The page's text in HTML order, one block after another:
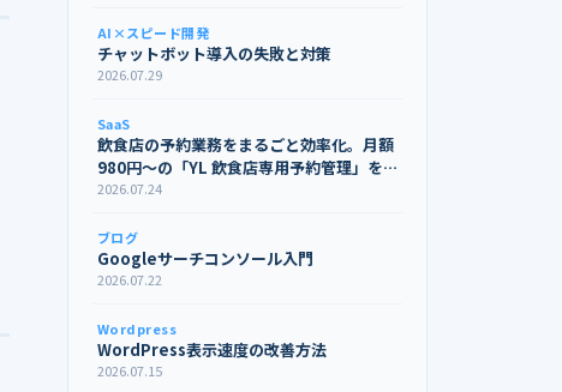
AI×スピード開発
チャットボット導入の失敗と対策
2026.07.29
SaaS
飲食店の予約業務をまるごと効率化。月額
980円〜の「YL 飲食店専用予約管理」を
リリースしました
2026.07.24
ブログ
Googleサーチコンソール入門
2026.07.22
Wordpress
WordPress表示速度の改善方法
2026.07.15